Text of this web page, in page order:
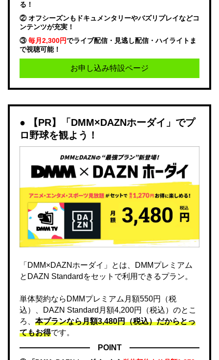
る！
② オフシーズンもドキュメンタリーやバズリプレイなどコ
ンテンツが充実！
③毎月2,300円でライブ配信・見逃し配信・ハイライトま
で視聴可能！
お申し込み特設ページ
【PR】「DMM×DAZNホーダイ」でプ
ロ野球を観よう！
「DMM×DAZNホーダイ」とは、DMMプレミアム
とDAZN Standardをセットで利用できるプラン。
単体契約ならDMMプレミアム月額550円（税
込）、DAZN Standard月額4,200円（税込）のとこ
ろ、 本プランなら月額3,480円（税込）だからとっ
てもお得です。
POINT